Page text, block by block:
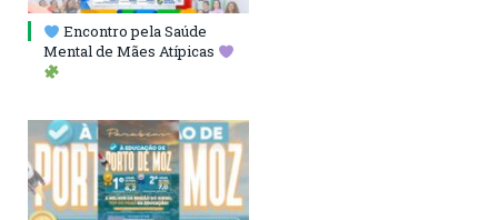
Encontro pela Saúde
Mental de Mães Atípicas